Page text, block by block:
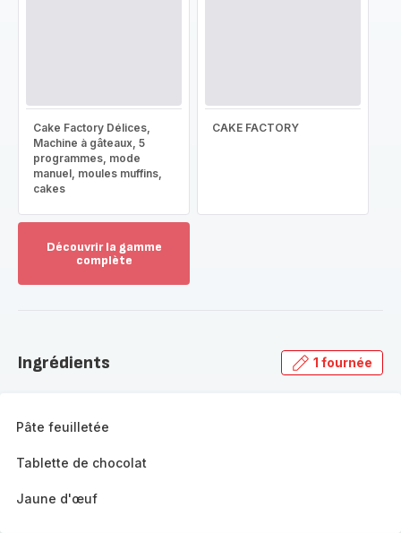
Cake Factory Délices,
Machine à gâteaux, 5
programmes, mode
manuel, moules muffins,
cakes
CAKE FACTORY
Découvrir la gamme
complète
gamme
Ingrédients 1 fournée
Pâte feuilletée
Tablette de chocolat
Jaune d'œuf